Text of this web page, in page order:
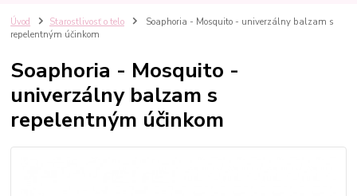
Úvod Starostlivosť o telo
Soaphoria - Mosquito - univerzálny balzam s
repelentným účinkom
Soaphoria - Mosquito -
univerzálny balzam s
repelentným účinkom